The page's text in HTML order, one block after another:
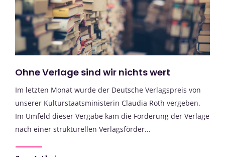
Ohne Verlage sind wir nichts wert
Im letzten Monat wurde der Deutsche Verlagspreis von
unserer Kulturstaatsministerin Claudia Roth vergeben.
Im Umfeld dieser Vergabe kam die Forderung der Verlage
nach einer strukturellen Verlagsförder...